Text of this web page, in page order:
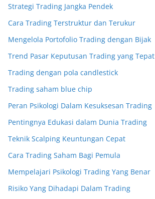
Strategi Trading Jangka Pendek
Cara Trading Terstruktur dan Terukur
Mengelola Portofolio Trading dengan Bijak
Trend Pasar Keputusan Trading yang Tepat
Trading dengan pola candlestick
Trading saham blue chip
Peran Psikologi Dalam Kesuksesan Trading
Pentingnya Edukasi dalam Dunia Trading
Teknik Scalping Keuntungan Cepat
Cara Trading Saham Bagi Pemula
Mempelajari Psikologi Trading Yang Benar
Risiko Yang Dihadapi Dalam Trading